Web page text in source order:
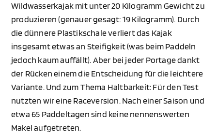
Wildwasserkajak mit unter 20 Kilogramm Gewicht zu
produzieren (genauer gesagt: 19 Kilogramm). Durch
die dünnere Plastikschale verliert das Kajak
insgesamt etwas an Steifigkeit (was beim Paddeln
jedoch kaum auffällt). Aber bei jeder Portage dankt
der Rücken einem die Entscheidung für die leichtere
Variante. Und zum Thema Haltbarkeit: Für den Test
nutzten wir eine Raceversion. Nach einer Saison und
etwa 65 Paddeltagen sind keine nennenswerten
Makel aufgetreten.